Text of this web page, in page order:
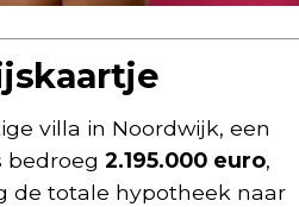
villa in Noordwijk, een
bedroeg 2.195.000 euro,
de totale hypotheek naar